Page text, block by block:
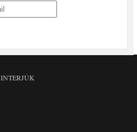
INTERJÚK